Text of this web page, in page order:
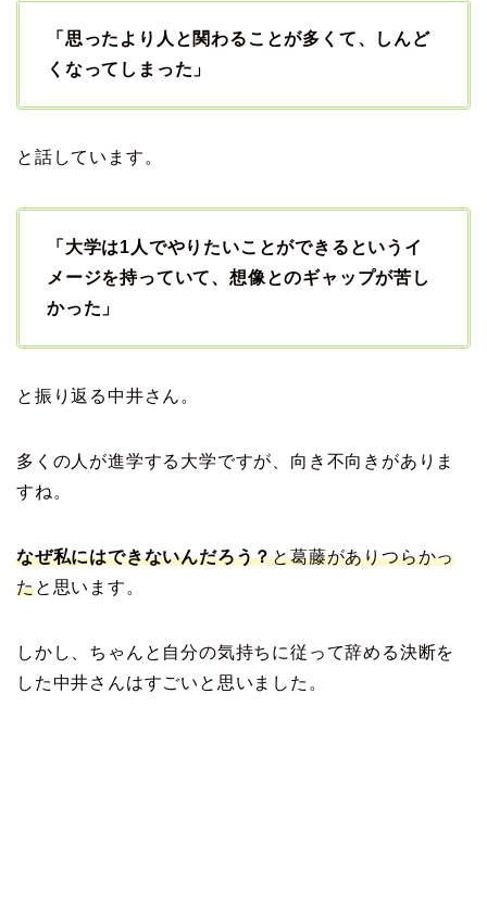
「思ったより人と関わることが多くて、しんど
くなってしまった」
と話しています。
「大学は1人でやりたいことができるというイ
メージを持っていて、想像とのギャップが苦し
かった」
と振り返る中井さん。
多くの人が進学する大学ですが、向き不向きがありま
すね。
なぜ私にはできないんだろう？と葛藤がありつらかっ
たと思います。
しかし、ちゃんと自分の気持ちに従って辞める決断を
した中井さんはすごいと思いました。